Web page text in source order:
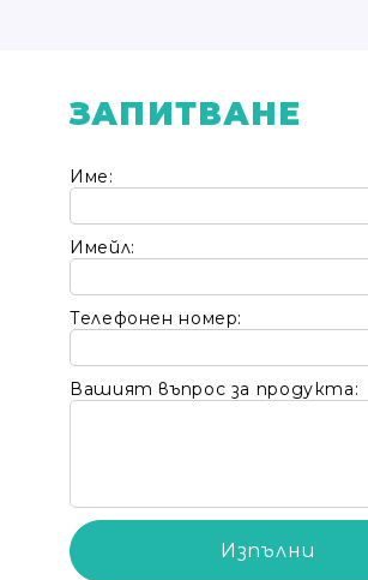
ЗАПИТВАНЕ
Име:
Имейл:
Телефонен номер:
Вашият въпрос за продукта: